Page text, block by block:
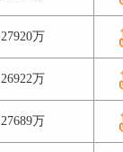
27920万
26922万
27689万